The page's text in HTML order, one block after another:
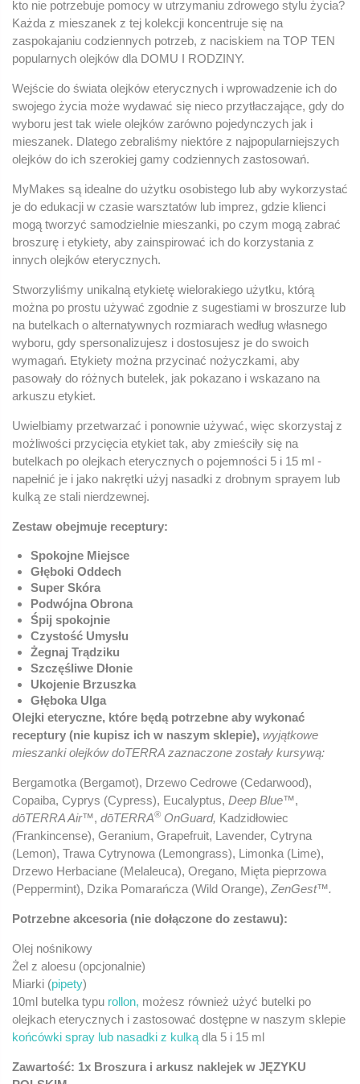
kto nie potrzebuje pomocy w utrzymaniu zdrowego stylu życia?
Każda z mieszanek z tej kolekcji koncentruje się na
zaspokajaniu codziennych potrzeb, z naciskiem na TOP TEN
popularnych olejków dla DOMU I RODZINY.
Wejście do świata olejków eterycznych i wprowadzenie ich do
swojego życia może wydawać się nieco przytłaczające, gdy do
wyboru jest tak wiele olejków zarówno pojedynczych jak i
mieszanek. Dlatego zebraliśmy niektóre z najpopularniejszych
olejków do ich szerokiej gamy codziennych zastosowań.
MyMakes są idealne do użytku osobistego lub aby wykorzystać
je do edukacji w czasie warsztatów lub imprez, gdzie klienci
mogą tworzyć samodzielnie mieszanki, po czym mogą zabrać
broszurę i etykiety, aby zainspirować ich do korzystania z
innych olejków eterycznych.
Stworzyliśmy unikalną etykietę wielorakiego użytku, którą
można po prostu używać zgodnie z sugestiami w broszurze lub
na butelkach o alternatywnych rozmiarach według własnego
wyboru, gdy spersonalizujesz i dostosujesz je do swoich
wymagań. Etykiety można przycinać nożyczkami, aby
pasowały do ​​różnych butelek, jak pokazano i wskazano na
arkuszu etykiet.
Uwielbiamy przetwarzać i ponownie używać, więc skorzystaj z
możliwości przycięcia etykiet tak, aby zmieściły się na
butelkach po olejkach eterycznych o pojemności 5 i 15 ml -
napełnić je i jako nakrętki użyj nasadki z drobnym sprayem lub
kulką ze stali nierdzewnej.
Zestaw obejmuje receptury:
Spokojne Miejsce
Głęboki Oddech
Super Skóra
Podwójna Obrona
Śpij spokojnie
Czystość Umysłu
Żegnaj Trądziku
Szczęśliwe Dłonie
Ukojenie Brzuszka
Głęboka Ulga
Olejki eteryczne, które będą potrzebne aby wykonać
receptury (nie kupisz ich w naszym sklepie), wyjątkowe
mieszanki olejków doTERRA zaznaczone zostały kursywą:
Bergamotka (Bergamot), Drzewo Cedrowe (Cedarwood),
Copaiba, Cyprys (Cypress), Eucalyptus, Deep Blue™,
dōTERRA Air™, dōTERRA® OnGuard, Kadzidłowiec
(Frankincense), Geranium, Grapefruit, Lavender, Cytryna
(Lemon), Trawa Cytrynowa (Lemongrass), Limonka (Lime),
Drzewo Herbaciane (Melaleuca), Oregano, Mięta pieprzowa
(Peppermint), Dzika Pomarańcza (Wild Orange), ZenGest™.
Potrzebne akcesoria (nie dołączone do zestawu):
Olej nośnikowy
Żel z aloesu (opcjonalnie)
Miarki (pipety)
10ml butelka typu rollon, możesz również użyć butelki po
olejkach eterycznych i zastosować dostępne w naszym sklepie
końcówki spray lub nasadki z kulką dla 5 i 15 ml
Zawartość: 1x Broszura i arkusz naklejek w JĘZYKU